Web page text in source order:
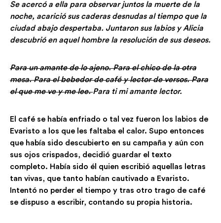
Se acercó a ella para observar juntos la muerte de la
noche, acarició sus caderas desnudas al tiempo que la
ciudad abajo despertaba. Juntaron sus labios y Alicia
descubrió en aquel hombre la resolución de sus deseos.
Para un amante de lo ajeno. Para el chico de la otra
mesa. Para el bebedor de café y lector de versos. Para
el que me ve y me lee.Para ti mi amante lector.
El café se había enfriado o tal vez fueron los labios de
Evaristo a los que les faltaba el calor. Supo entonces
que había sido descubierto en su campaña y aún con
sus ojos crispados, decidió guardar el texto
completo. Había sido él quien escribió aquellas letras
tan vivas, que tanto habían cautivado a Evaristo.
Intentó no perder el tiempo y tras otro trago de café
se dispuso a escribir, contando su propia historia.